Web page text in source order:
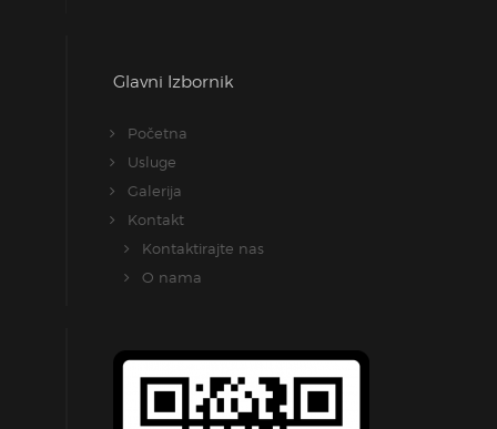
Glavni Izbornik
Početna
Usluge
Galerija
Kontakt
Kontaktirajte nas
O nama